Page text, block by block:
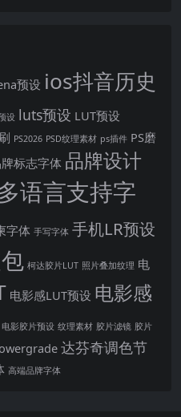
预设 ios抖音历史
设 luts预设 LUT预设
PS2026 PSD纹理素材 ps插件 PS磨
标志字体 品牌设计
语言支持字
字体 手写字体 手机LR预设
柯达胶片LUT 照片叠加纹理 电
电影感LUT预设 电影感
电影胶片预设 纹理素材 胶片滤镜 胶片
达芬奇调色节
高端品牌字体